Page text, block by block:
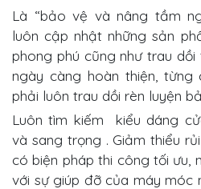
Là “bảo vệ và nâng tầm
luôn cập nhật nhữngsản
phong phú cũng nhưtrau dồi
ngày càng hoàn thiện,
phải luôn trau dồi rèn luyện
Luôn tìm kiếm
kiểu dáng
và sang trọng . Giảm thiểu
có biện pháp thi công tối ưu,
với sự giúp đỡ của máy móc